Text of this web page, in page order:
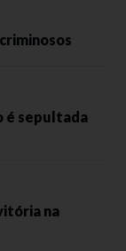
é sepultada
na